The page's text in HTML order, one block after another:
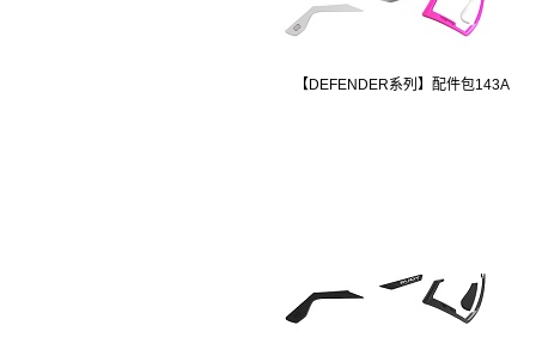
【DEFENDER系列】配件包143A